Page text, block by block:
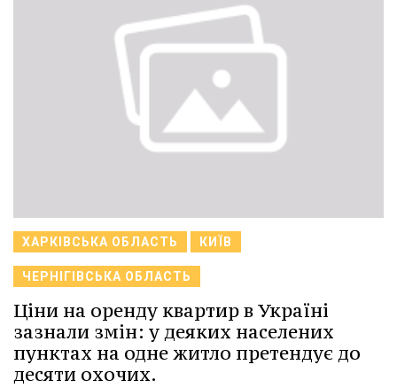
ХАРКІВСЬКА ОБЛАСТЬ КИЇВ
ЧЕРНІГІВСЬКА ОБЛАСТЬ
Ціни на оренду квартир в Україні
зазнали змін: у деяких населених
пунктах на одне житло претендує до
десяти охочих.